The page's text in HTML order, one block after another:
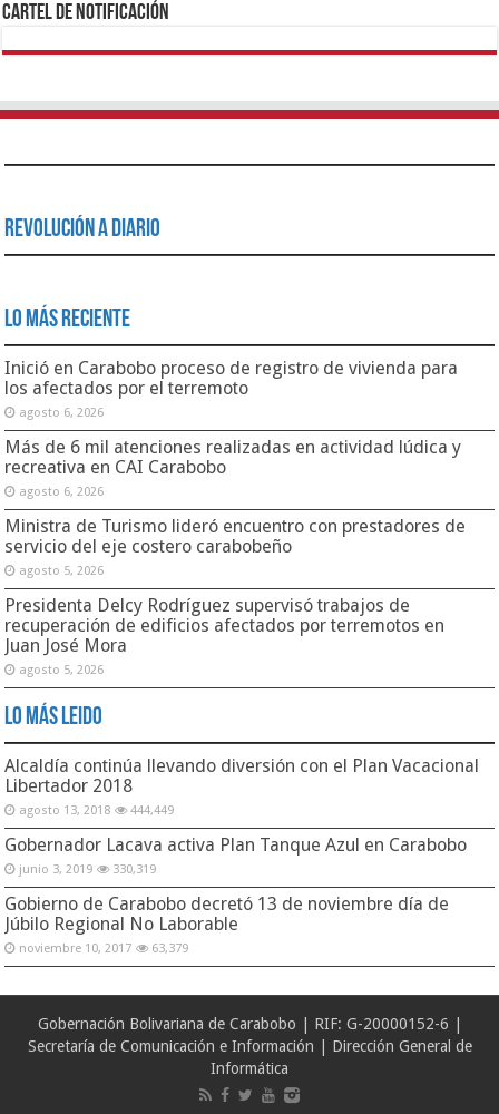
Cartel de Notificación
Revolución a Diario
Lo Más Reciente
Inició en Carabobo proceso de registro de vivienda para
los afectados por el terremoto
agosto 6, 2026
Más de 6 mil atenciones realizadas en actividad lúdica y
recreativa en CAI Carabobo
agosto 6, 2026
Ministra de Turismo lideró encuentro con prestadores de
servicio del eje costero carabobeño
agosto 5, 2026
Presidenta Delcy Rodríguez supervisó trabajos de
recuperación de edificios afectados por terremotos en
Juan José Mora
agosto 5, 2026
Lo Más Leido
Alcaldía continúa llevando diversión con el Plan Vacacional
Libertador 2018
agosto 13, 2018 444,449
Gobernador Lacava activa Plan Tanque Azul en Carabobo
junio 3, 2019 330,319
Gobierno de Carabobo decretó 13 de noviembre día de
Júbilo Regional No Laborable
noviembre 10, 2017 63,379
Gobernación Bolivariana de Carabobo | RIF: G-20000152-6 |
Secretaría de Comunicación e Información | Dirección General de
Informática